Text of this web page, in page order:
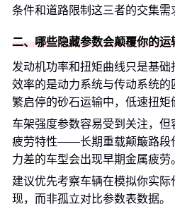
条件和道路限制这三者的交集需
二、哪些隐藏参数会颠覆你的运
发动机功率和扭矩曲线只是基
效率的是动力系统与传动系统
繁启停的砂石运输中，低速扭矩
车架强度参数容易受到关注，
疲劳特性——长期重载颠簸路段
力差的车型会出现早期金属疲劳
建议优先考察车辆在模拟你实
现，而非孤立对比参数表数据。